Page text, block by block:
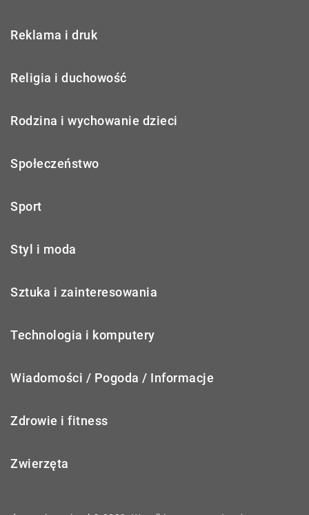
Reklama i druk
Religia i duchowość
Rodzina i wychowanie dzieci
Społeczeństwo
Sport
Styl i moda
Sztuka i zainteresowania
Technologia i komputery
Wiadomości / Pogoda / Informacje
Zdrowie i fitness
Zwierzęta